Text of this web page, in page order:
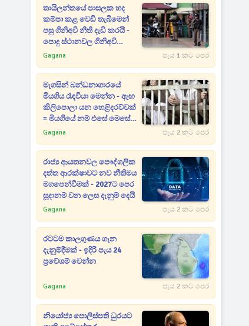
තායිලන්තයේ පාසලක හද
කම්පා කළ වෙඩි තැබීමෙන්
පසු ගිනිඅවි නීති දැඩි කරයි -
පොදු ස්ථානවල ගිනිඅවි
රැගෙන යාමට සීමා
Gagana පැය 1 කට පෙර
මැගසින් බන්ධනාගාරයේ
මියගිය රැඳවියා මෙන්න - ඇඟ
කිලිපොලා යන හෙළිදරව්වක්
= මියගියේ නම් එසේ මෙසේ
කෙනෙක් නෙමෙයි
Gagana පැය 2 කට පෙර
රාජ්‍ය ආයතනවල පෞද්ගලික
දත්ත ආරක්ෂාවට නව නීතිමය
මගපෙන්වීමක් - 2027ට පෙර
සූදානම් වන ලෙස දැනුම් දෙයි
Gagana පැය 2 කට පෙර
රටටම කාලගුණය ගැන
දැනුම්දීමක් - ඉදිරි පැය 24
ප්‍රවේශම් වෙන්න
Gagana පැය 2 කට පෙර
නියෝජ්‍ය පොලිස්පති ධුරයට